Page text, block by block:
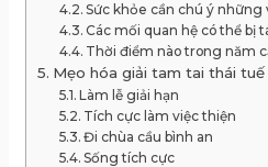
Sức khỏe cần chú ý những
Các mối quan hệ có thể bị
Thời điểm nào trong năm
Mẹo hóa giải tam tai thái
Làm lễ giải hạn
Tích cực làm việc thiện
Đi chùa cầu bình an
Sống tích cực